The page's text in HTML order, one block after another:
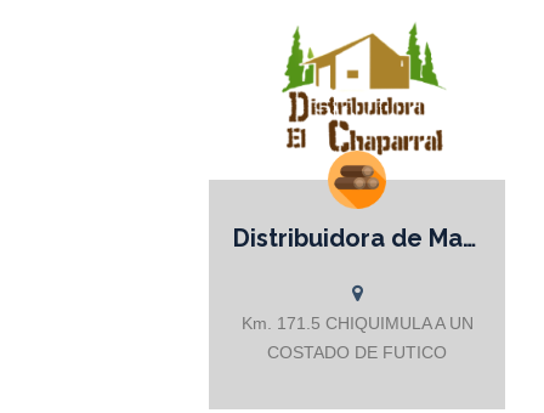
El mejor precio y máxima calidad en
Distribuidora de Madera El Chaparral
Km. 171.5 CHIQUIMULA A UN
COSTADO DE FUTICO